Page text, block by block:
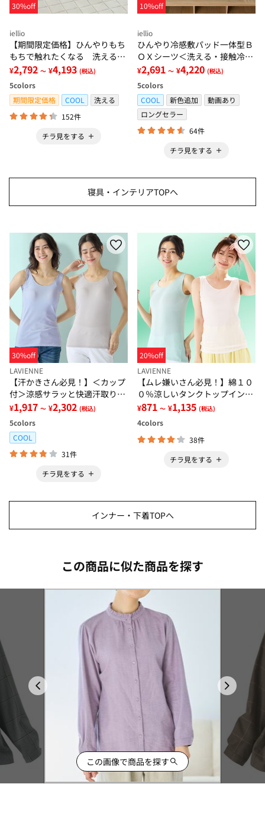
30%off
iellio
【期間限定価格】ひんやりもち
もちで触れたくなる 洗えるラ
グ＜低反発・滑りにくい・接触
冷感・防ダニ・カーペット＞
¥2,792 ～ ¥4,193 (税込)
5colors
期間限定価格
COOL
洗える
152件
チラ見をする
10%off
iellio
ひんやり冷感敷パッド一体型Ｂ
ＯＸシーツ＜洗える・接触冷
感・抗菌防臭・時短・家事楽・
ボックスシーツ・寝苦しさ対策
＞
¥2,691 ～ ¥4,220 (税込)
5colors
COOL
新色追加
動画あり
ロングセラー
64件
チラ見をする
寝具・インテリアTOPへ
30%off
LAVIENNE
【汗かきさん必見！】＜カップ
付＞涼感サラッと快適汗取りタ
ンクトップインナー＜さらりラ
ボ＞
¥1,917 ～ ¥2,302 (税込)
5colors
COOL
31件
チラ見をする
20%off
LAVIENNE
【ムレ嫌いさん必見！】綿１０
０％涼しいタンクトップインナ
ー＜さらりラボ＞
¥871 ～ ¥1,135 (税込)
4colors
38件
チラ見をする
インナー・下着TOPへ
この商品に似た商品を探す
この画像で商品を探す